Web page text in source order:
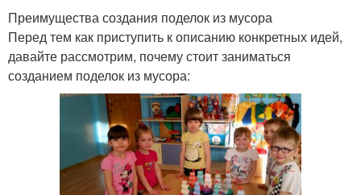
Преимущества создания поделок из мусора
Перед тем как приступить к описанию конкретных идей,
давайте рассмотрим, почему стоит заниматься
созданием поделок из мусора: